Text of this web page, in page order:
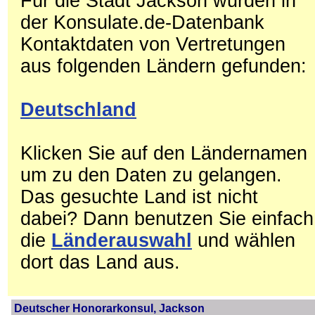
der Konsulate.de-Datenbank
Kontaktdaten von Vertretungen
aus folgenden Ländern gefunden:
Deutschland
Klicken Sie auf den Ländernamen
um zu den Daten zu gelangen.
Das gesuchte Land ist nicht
dabei? Dann benutzen Sie einfach
die Länderauswahl
und wählen
dort das Land aus.
Deutscher Honorarkonsul, Jackson